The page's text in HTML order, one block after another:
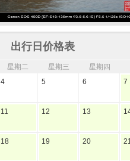
出行日价格表
星期二 星期三 星期四
4 5 6 7
11 12 13
18 19 20